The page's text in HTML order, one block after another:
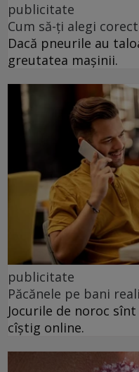
publicitate
Cum să-ți alegi
Dacă pneurile au
greutatea mașinii.
publicitate
Păcănele pe bani
Jocurile de noroc
cîștig online.